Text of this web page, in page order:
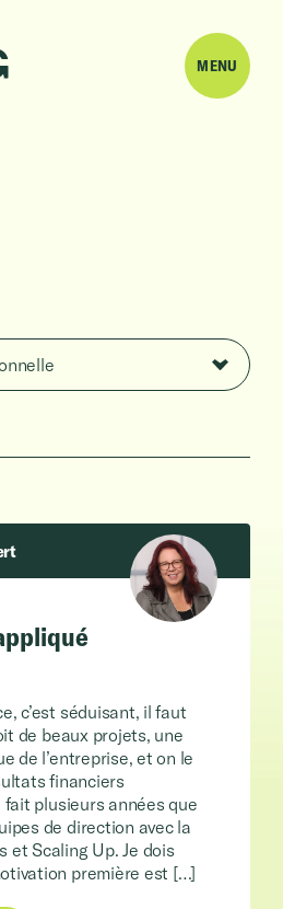
MENU
c’est séduisant, il faut
de beaux projets, une
de l’entreprise, et on le
financiers
plusieurs années que
de direction avec la
et Scaling Up. Je dois
première est […]